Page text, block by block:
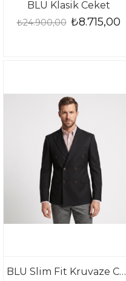
BLU Klasik Ceket
₺8.715,00
₺24.900,00
BLU Slim Fit Kruvaze Ceket